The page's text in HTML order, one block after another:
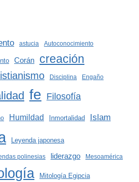
astucia Autoconocimiento
Corán creación
Disciplina Engaño
fe Filosofía
Humildad Inmortalidad Islam
Leyenda japonesa
polinesias liderazgo Mesoamérica
Mitología Egipcia